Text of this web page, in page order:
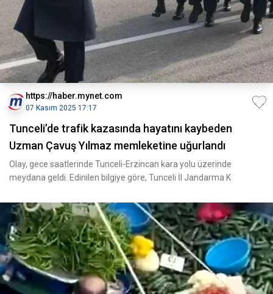
https://haber.mynet.com
07 Kasım 2025 17:17
Tunceli’de trafik kazasında hayatını kaybeden
Uzman Çavuş Yılmaz memleketine uğurlandı
Olay, gece saatlerinde Tunceli-Erzincan kara yolu üzerinde
meydana geldi. Edinilen bilgiye göre, Tunceli İl Jandarma K